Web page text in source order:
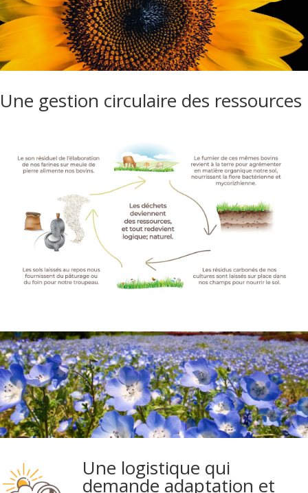
Une gestion circulaire des ressources
Une logistique qui
demande adaptation et